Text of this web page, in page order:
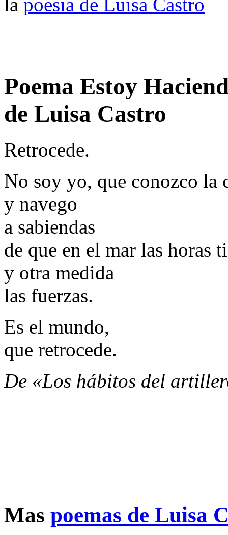
Poema Estoy
de Luisa Castro
Retrocede.
No soy yo, que conozco la
y navego
a sabiendas
de que en el mar las horas
y otra medida
las fuerzas.
Es el mundo,
que retrocede.
De «Los hábitos del
Mas poemas de Luisa